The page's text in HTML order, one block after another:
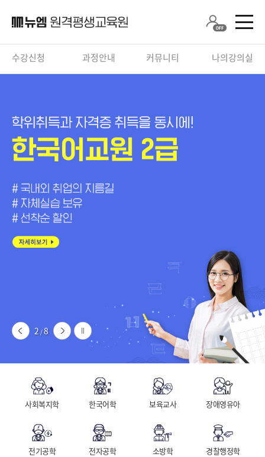
수강신청 과정안내 커뮤니티 나의강의실
2/8
사회복지학 한국어학 보육교사 장애영유아
전기공학 전자공학 소방학 경찰행정학